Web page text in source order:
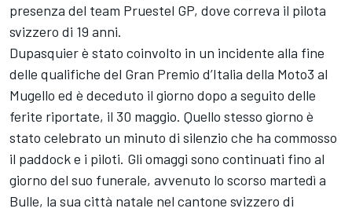
presenza del team Pruestel GP, dove correva il pilota
svizzero di 19 anni.
Dupasquier è stato coinvolto in un incidente alla fine
delle qualifiche del Gran Premio d’Italia della Moto3 al
Mugello ed è deceduto il giorno dopo a seguito delle
ferite riportate, il 30 maggio. Quello stesso giorno è
stato celebrato un minuto di silenzio che ha commosso
il paddock e i piloti. Gli omaggi sono continuati fino al
giorno del suo funerale, avvenuto lo scorso martedì a
Bulle, la sua città natale nel cantone svizzero di